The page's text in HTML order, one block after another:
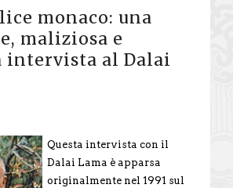
monaco: una
maliziosa e
intervista al Dalai
Questa intervista con il
Dalai Lama è apparsa
originalmente nel 1991 sul